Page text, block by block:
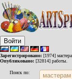
Войти
Зарегистрировано: [1974]
Опубликовано: [32814] работы.
Поиск по: